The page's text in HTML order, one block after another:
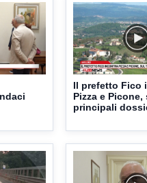
Il prefetto Fico
Pizza e
principali